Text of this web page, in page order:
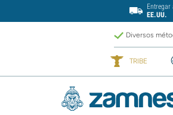
Entregar
EE.UU.
Diversos
TRIBE